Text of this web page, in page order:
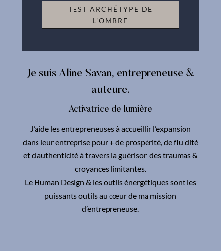
TEST ARCHÉTYPE DE
L'OMBRE
Je suis Aline Savan, entrepreneuse &
auteure.
Activatrice de lumière
J’aide les entrepreneuses à accueillir l’expansion
dans leur entreprise pour + de prospérité, de fluidité
et d’authenticité à travers la guérison des traumas &
croyances limitantes.
Le Human Design & les outils énergétiques sont les
puissants outils au cœur de ma mission
d’entrepreneuse.